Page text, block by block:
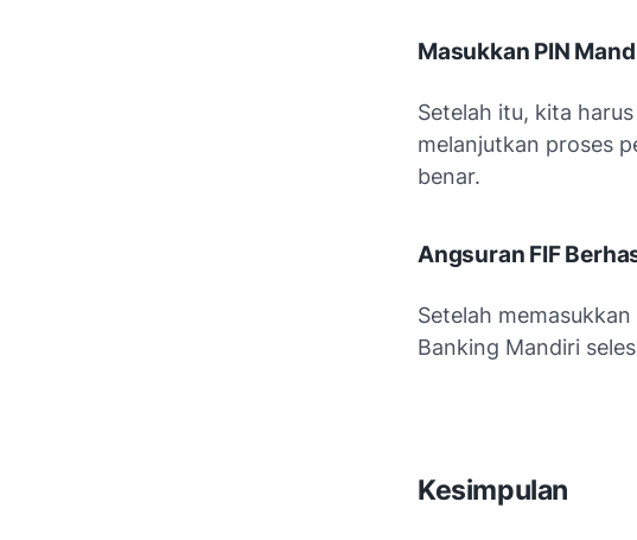
Masukkan PIN
Setelah itu, kita
melanjutkan proses
benar.
Angsuran FIF
Setelah
Banking Mandiri
Kesimpulan